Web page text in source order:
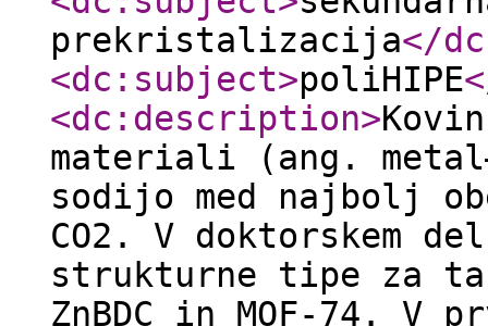
prekristalizacija</
<dc:subject>poliHIPE
<dc:description>
materiali (ang.
sodijo med najbolj
CO2. V doktorskem
strukturne tipe za ta
ZnBDC in MOF-74. V